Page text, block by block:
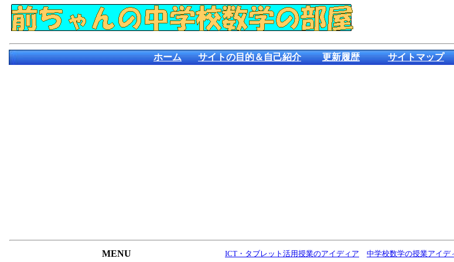
ホーム サイトの目的＆自己紹介 更新履歴 サイトマップ
MENU ICT・タブレット活用授業のアイディア 中学校数学の授業アイデ